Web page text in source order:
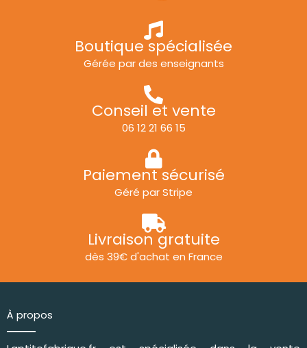
Boutique spécialisée
Gérée par des enseignants
Conseil et vente
06 12 21 66 15
Paiement sécurisé
Géré par Stripe
Livraison gratuite
dès 39€ d'achat en France
À propos